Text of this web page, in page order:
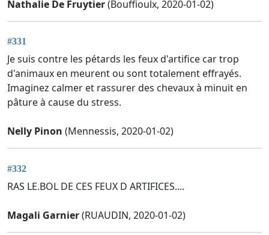
Nathalie De Fruytier(Bouffioulx, 2020-01-02)
#331
Je suis contre les pétards les feux d'artifice car trop
d'animaux en meurent ou sont totalement effrayés.
Imaginez calmer et rassurer des chevaux à minuit en
pâture à cause du stress.
Nelly Pinon (Mennessis, 2020-01-02)
#332
RAS LE.BOL DE CES FEUX D ARTIFICES....
Magali Garnier(RUAUDIN, 2020-01-02)